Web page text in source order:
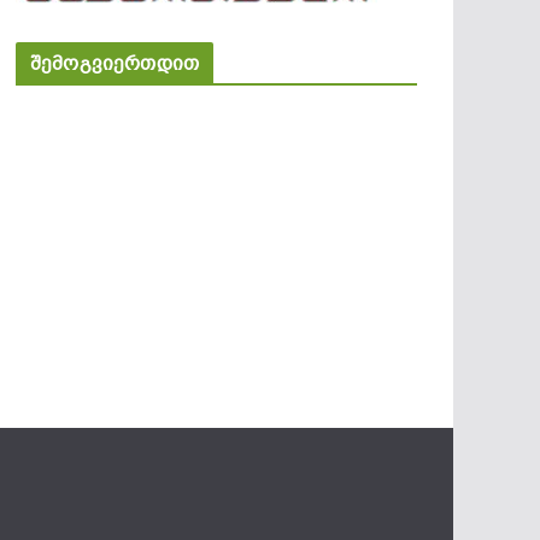
შემოგვიერთდით